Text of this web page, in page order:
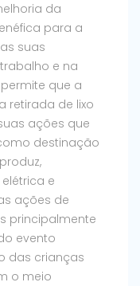
da
para a
suas
e na
que a
retirada de lixo
ações que
destinação
e
ações de
principalmente
evento
das crianças
o meio